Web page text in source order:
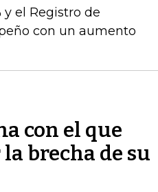
y el Registro de
con un aumento
con el que
brecha de su